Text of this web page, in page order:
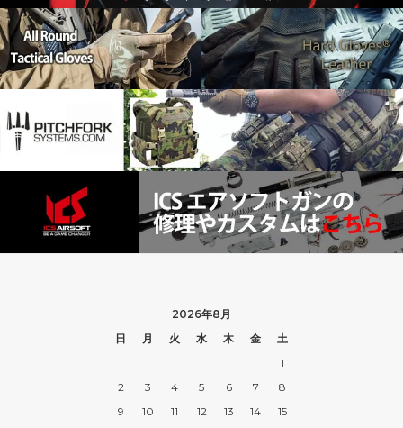
2026年8月
日
月 火 水 木 金
土
1
2
3 4 5 6 7
8
9
10 11 12 13 14
15